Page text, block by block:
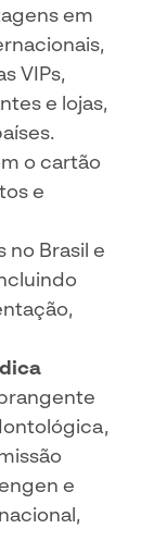
em
VIPs,
e lojas,
o cartão
e
Brasil e
e